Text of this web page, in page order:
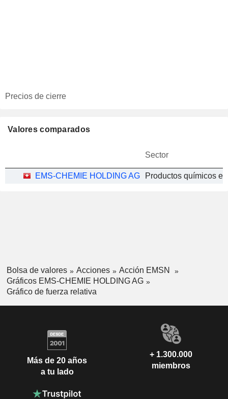
Precios de cierre
Valores comparados
Sector
EMS-CHEMIE HOLDING AG
Bolsa de valores Acciones
Acción EMSN
Gráficos EMS-CHEMIE HOLDING AG
Gráfico de fuerza relativa
Más de 20 años
a tu lado
+ 1.300.000
miembros